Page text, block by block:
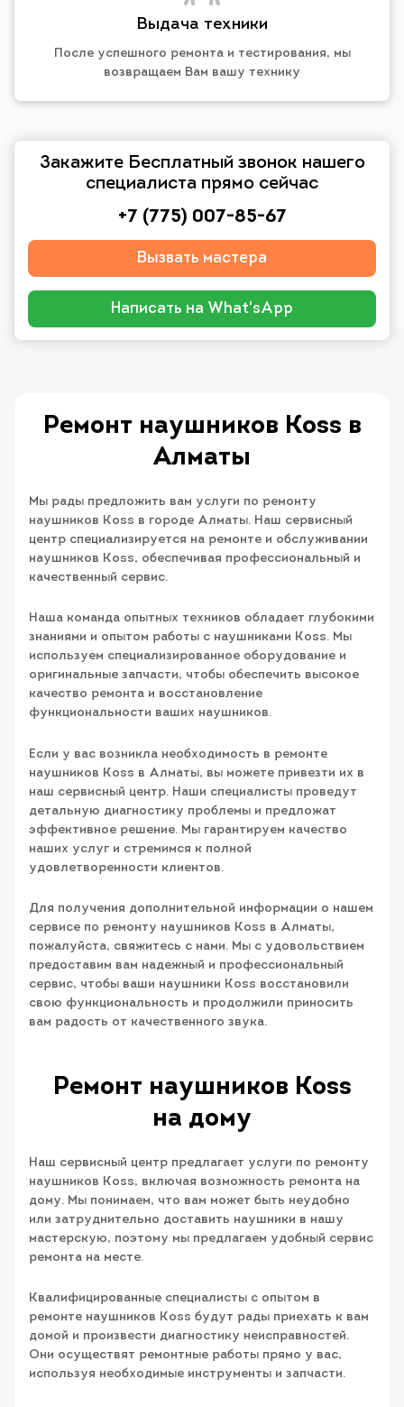
Выдача техники
После успешного ремонта и тестирования, мы
возвращаем Вам вашу технику
Закажите Бесплатный звонок нашего
специалиста прямо сейчас
+7 (775) 007-85-67
Вызвать мастера
Написать на What'sApp
Ремонт наушников Koss в
Алматы
Мы рады предложить вам услуги по ремонту
наушников Koss в городе Алматы. Наш сервисный
центр специализируется на ремонте и обслуживании
наушников Koss, обеспечивая профессиональный и
качественный сервис.
Наша команда опытных техников обладает глубокими
знаниями и опытом работы с наушниками Koss. Мы
используем специализированное оборудование и
оригинальные запчасти, чтобы обеспечить высокое
качество ремонта и восстановление
функциональности ваших наушников.
Если у вас возникла необходимость в ремонте
наушников Koss в Алматы, вы можете привезти их в
наш сервисный центр. Наши специалисты проведут
детальную диагностику проблемы и предложат
эффективное решение. Мы гарантируем качество
наших услуг и стремимся к полной
удовлетворенности клиентов.
Для получения дополнительной информации о нашем
сервисе по ремонту наушников Koss в Алматы,
пожалуйста, свяжитесь с нами. Мы с удовольствием
предоставим вам надежный и профессиональный
сервис, чтобы ваши наушники Koss восстановили
свою функциональность и продолжили приносить
вам радость от качественного звука.
Ремонт наушников Koss
на дому
Наш сервисный центр предлагает услуги по ремонту
наушников Koss, включая возможность ремонта на
дому. Мы понимаем, что вам может быть неудобно
или затруднительно доставить наушники в нашу
мастерскую, поэтому мы предлагаем удобный сервис
ремонта на месте.
Квалифицированные специалисты с опытом в
ремонте наушников Koss будут рады приехать к вам
домой и произвести диагностику неисправностей.
Они осуществят ремонтные работы прямо у вас,
используя необходимые инструменты и запчасти.